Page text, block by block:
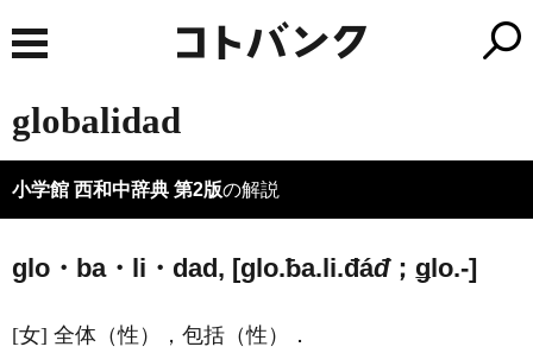
globalidad
小学館 西和中辞典 第2版の解説
glo・ba・li・dad, [ɡlo.ƀa.li.đáđ；ǥlo.-]
[女] 全体（性），包括（性）．